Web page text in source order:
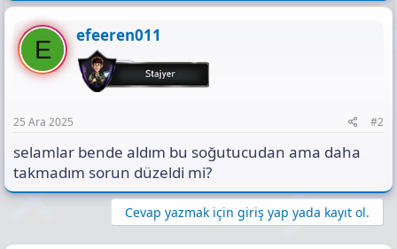
E efeeren011
25 Ara 2025 #2
selamlar bende aldım bu soğutucudan ama daha
takmadım sorun düzeldi mi?
Cevap yazmak için giriş yap yada kayıt ol.